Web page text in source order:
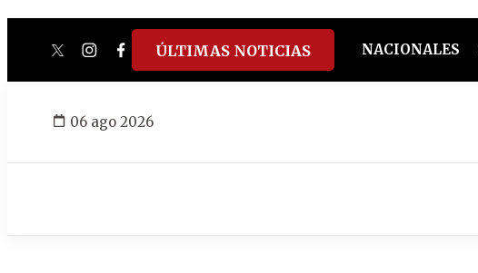
twitterinstagram
facebook
tiktokyoutube
spotify
ÚLTIMAS NOTICIAS NACIONALES
06 ago 2026